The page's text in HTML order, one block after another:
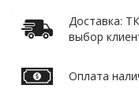
Доставка:
выбор
Оплата